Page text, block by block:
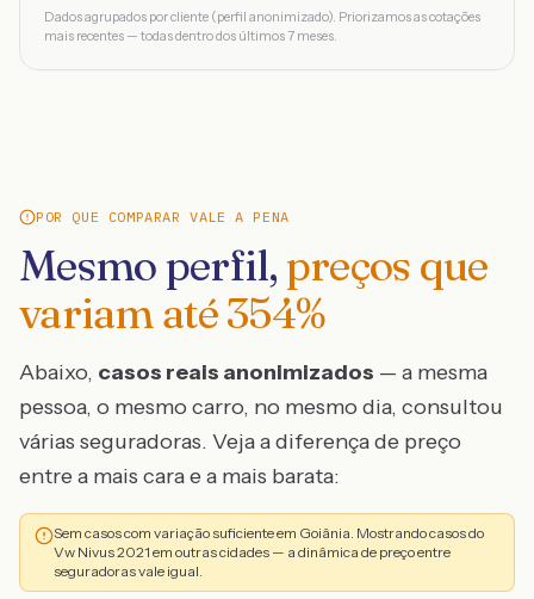
Dados agrupados por cliente (perfil anonimizado). Priorizamos as cotações
mais recentes — todas dentro dos últimos 7 meses.
POR QUE COMPARAR VALE A PENA
Mesmo perfil, preços que
variam até354%
Abaixo, casos reais anonimizados — a mesma
pessoa, o mesmo carro, no mesmo dia, consultou
várias seguradoras. Veja a diferença de preço
entre a mais cara e a mais barata:
Sem casos com variação suficiente em Goiânia. Mostrando casos do
Vw Nivus 2021 em outras cidades — a dinâmica de preço entre
seguradoras vale igual.